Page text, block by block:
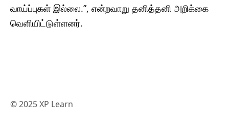
வாய்ப்புகள் இல்லை.”, என்றவாறு தனித்தனி அறிக்கை
வெளியிட்டுள்ளனர்.
© 2025 XP Learn